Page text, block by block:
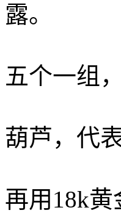
露。
五个一组
葫芦，代
再用18k